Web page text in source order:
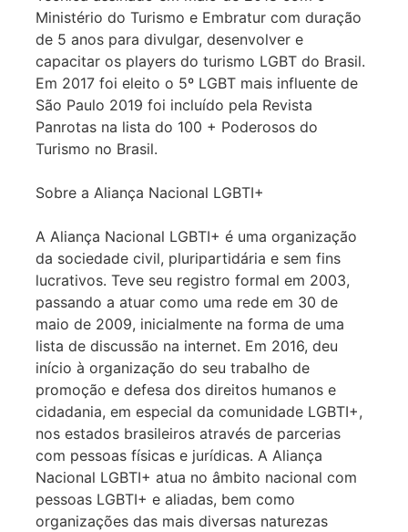
Ministério do Turismo e Embratur com duração
de 5 anos para divulgar, desenvolver e
capacitar os players do turismo LGBT do Brasil.
Em 2017 foi eleito o 5º LGBT mais influente de
São Paulo 2019 foi incluído pela Revista
Panrotas na lista do 100 + Poderosos do
Turismo no Brasil.
Sobre a Aliança Nacional LGBTI+
A Aliança Nacional LGBTI+ é uma organização
da sociedade civil, pluripartidária e sem fins
lucrativos. Teve seu registro formal em 2003,
passando a atuar como uma rede em 30 de
maio de 2009, inicialmente na forma de uma
lista de discussão na internet. Em 2016, deu
início à organização do seu trabalho de
promoção e defesa dos direitos humanos e
cidadania, em especial da comunidade LGBTI+,
nos estados brasileiros através de parcerias
com pessoas físicas e jurídicas. A Aliança
Nacional LGBTI+ atua no âmbito nacional com
pessoas LGBTI+ e aliadas, bem como
organizações das mais diversas naturezas